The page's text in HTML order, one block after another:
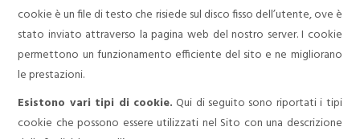
cookie è un file di testo che risiede sul disco fisso dell’utente, ove è
stato inviato attraverso la pagina web del nostro server. I cookie
permettono un funzionamento efficiente del sito e ne migliorano
le prestazioni.
Esistono vari tipi di cookie. Qui di seguito sono riportati i tipi
cookie che possono essere utilizzati nel Sito con una descrizione